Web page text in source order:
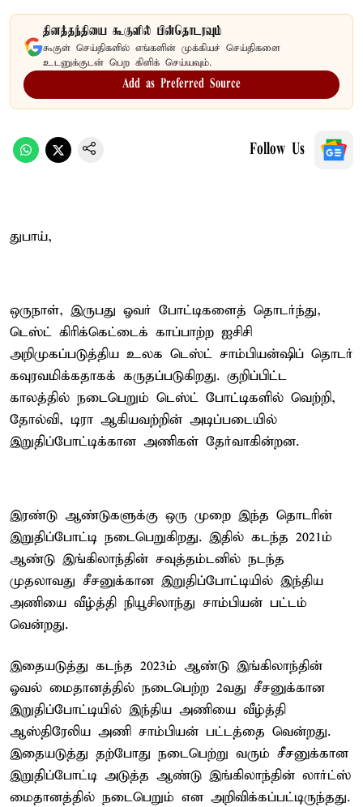
தினத்தந்தியை கூகுளில் பின்தொடரவும்
கூகுள் செய்திகளில் எங்களின் முக்கியச் செய்திகளை
உடனுக்குடன் பெற கிளிக் செய்யவும்.
Add as Preferred Source
Follow Us
துபாய்,
ஒருநாள், இருபது ஓவர் போட்டிகளைத் தொடர்ந்து,
டெஸ்ட் கிரிக்கெட்டைக் காப்பாற்ற ஐசிசி
அறிமுகப்படுத்திய உலக டெஸ்ட் சாம்பியன்ஷிப் தொடர்
கவுரவமிக்கதாகக் கருதப்படுகிறது. குறிப்பிட்ட
காலத்தில் நடைபெறும் டெஸ்ட் போட்டிகளில் வெற்றி,
தோல்வி, டிரா ஆகியவற்றின் அடிப்படையில்
இறுதிப்போட்டிக்கான அணிகள் தேர்வாகின்றன.
இரண்டு ஆண்டுகளுக்கு ஒரு முறை இந்த தொடரின்
இறுதிப்போட்டி நடைபெறுகிறது. இதில் கடந்த 2021ம்
ஆண்டு இங்கிலாந்தின் சவுத்தம்டனில் நடந்த
முதலாவது சீசனுக்கான இறுதிப்போட்டியில் இந்திய
அணியை வீழ்த்தி நியூசிலாந்து சாம்பியன் பட்டம்
வென்றது.
இதையடுத்து கடந்த 2023ம் ஆண்டு இங்கிலாந்தின்
ஓவல் மைதானத்தில் நடைபெற்ற 2வது சீசனுக்கான
இறுதிப்போட்டியில் இந்திய அணியை வீழ்த்தி
ஆஸ்திரேலிய அணி சாம்பியன் பட்டத்தை வென்றது.
இதையடுத்து தற்போது நடைபெற்று வரும் சீசனுக்கான
இறுதிப்போட்டி அடுத்த ஆண்டு இங்கிலாந்தின் லார்ட்ஸ்
மைதானத்தில் நடைபெறும் என அறிவிக்கப்பட்டிருந்தது.